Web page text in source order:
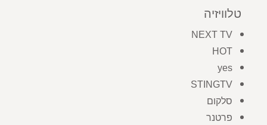
טלוויזיה
NEXT TV
HOT
yes
STINGTV
סלקום
פרטנר